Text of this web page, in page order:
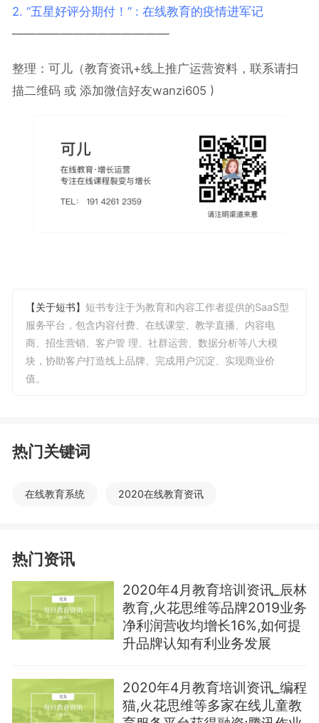
2. “五星好评分期付！” : 在线教育的疫情进军记
—————————————
整理：可儿（教育资讯+线上推广运营资料，联系请扫
描二维码 或 添加微信好友wanzi605 )
【关于短书】 短书专注于为教育和内容工作者提供的SaaS型
服务平台，包含内容付费、在线课堂、教学直播、内容电
商、招生营销、客户管 理、社群运营、数据分析等八大模
块，协助客户打造线上品牌、完成用户沉淀、实现商业价
值。
热门关键词
在线教育系统 2020在线教育资讯
热门资讯
2020年4月教育培训资讯_辰林
教育,火花思维等品牌2019业务
净利润营收均增长16%,如何提
升品牌认知有利业务发展
2020年4月教育培训资讯_编程
猫,火花思维等多家在线儿童教